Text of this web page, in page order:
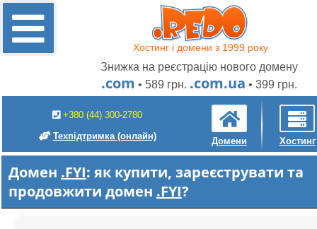
Хостинг і домени з 1999 року
Знижка на реєстрацію нового домену
.com • 589 грн. .com.ua • 399 грн.
+380 (44) 300-2780
Техпідтримка (онлайн) Домени Хостинг
Домен .FYI: як купити, зареєструвати та
продовжити домен .FYI?